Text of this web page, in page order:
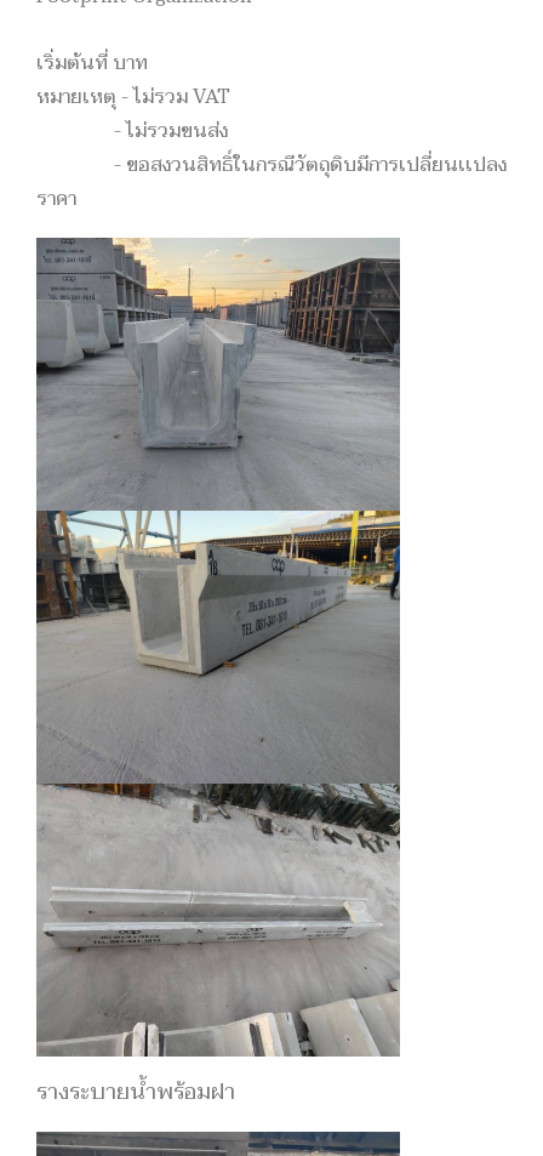
เริ่มต้นที่ บาท
หมายเหตุ - ไม่รวม VAT
- ไม่รวมขนส่ง
- ขอสงวนสิทธิ์ในกรณีวัตถุดิบมีการเปลี่ยนเเปลง
ราคา
รางระบายน้ำพร้อมฝา